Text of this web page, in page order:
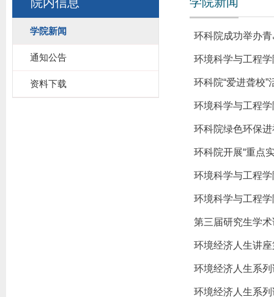
学院新闻
通知公告
资料下载
环科院成功举办
环境科学与工程
环科院“爱进聋校”
环境科学与工程
环科院绿色环保
环科院开展“重点
环境科学与工程
环境科学与工程
第三届研究生学
环境经济人生讲
环境经济人生系
环境经济人生系